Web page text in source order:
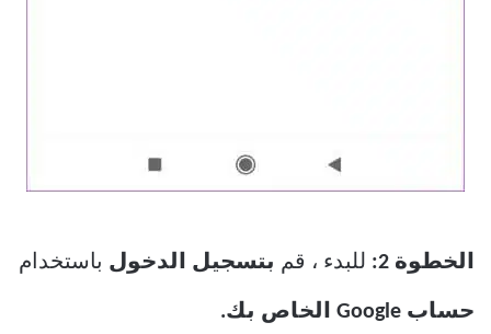
الخطوة 2: للبدء ، قم بتسجيل الدخول باستخدام
حساب Google الخاص بك.